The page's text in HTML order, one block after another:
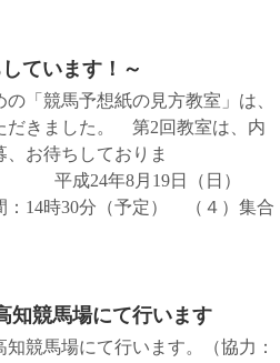
ています！～
「競馬予想紙の見方教室」は、
だきました。 第2回教室は、内
お待ちしておりま
年8月19日（日）
：14時30分（予定） （４）集合
知競馬場にて行います
競馬場にて行います。（協力：